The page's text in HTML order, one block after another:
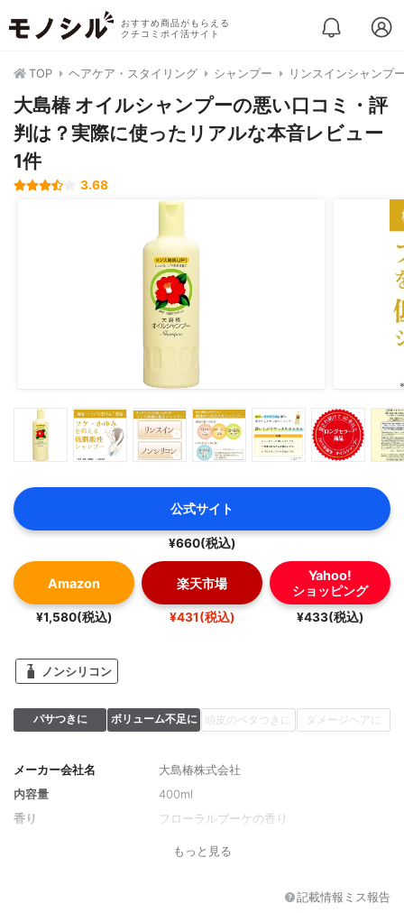
おすすめ商品がもらえる
クチコミポイ活サイト
TOP ヘアケア・スタイリング シャンプー リンスインシャンプ
大島椿 オイルシャンプーの悪い口コミ・評
判は？実際に使ったリアルな本音レビュー
1件
3.68
公式サイト
¥660(税込)
Amazon
¥1,580(税込)
楽天市場
¥431(税込)
Yahoo!
ショッピング
¥433(税込)
ノンシリコン
パサつきに ボリューム不足に 頭皮のベタつきに ダメージヘアに
メーカー会社名
大島椿株式会社
内容量
400ml
香り
フローラルブーケの香り
もっと見る
記載情報ミス報告